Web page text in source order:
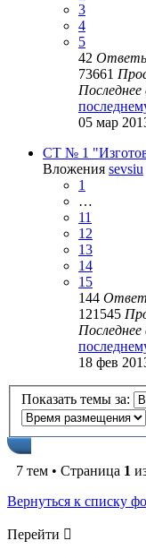
3
4
5
42
73661
05 мар
СТ № 1
Вложения sevsiu
1
…
11
12
13
14
15
144
121545
18 фев
Показать темы за:
7 тем • Страница 1
Вернуться к списку
Перейти